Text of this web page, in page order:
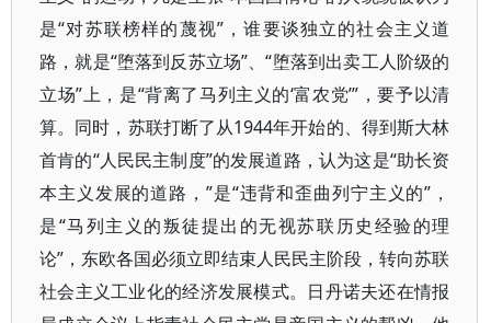
是“对苏联榜样的蔑视”，谁要谈独立的社会主义道
路，就是“堕落到反苏立场”、“堕落到出卖工人阶级的
立场”上，是“背离了马列主义的‘富农党’”，要予以清
算。同时，苏联打断了从1944年开始的、得到斯大林
首肯的“人民民主制度”的发展道路，认为这是“助长资
本主义发展的道路，”是“违背和歪曲列宁主义的”，
是“马列主义的叛徒提出的无视苏联历史经验的理
论”，东欧各国必须立即结束人民民主阶段，转向苏联
社会主义工业化的经济发展模式。日丹诺夫还在情报